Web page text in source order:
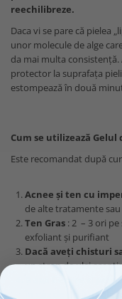
reechilibreze.
Daca vi se pare că pielea
unor molecule de alge
da mai multa consistență.
protector la suprafața
estompează în două
Cum se utilizează Gelul
Este recomandat după
Acnee și ten cu
de alte tratamente
Ten Gras : 2 – 3 ori
exfoliant și purifiant
Dacă aveți chisturi
un strop de ulei
Dupa fiecare zi
în caz de arsuri solare